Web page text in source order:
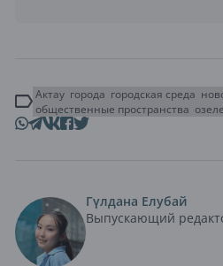
Актау города городская среда
общественные пространства
Гүлдана Елубай
Выпускающий